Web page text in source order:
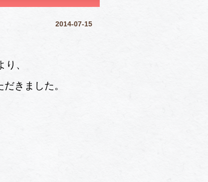
2014-07-15
り、
だきました。